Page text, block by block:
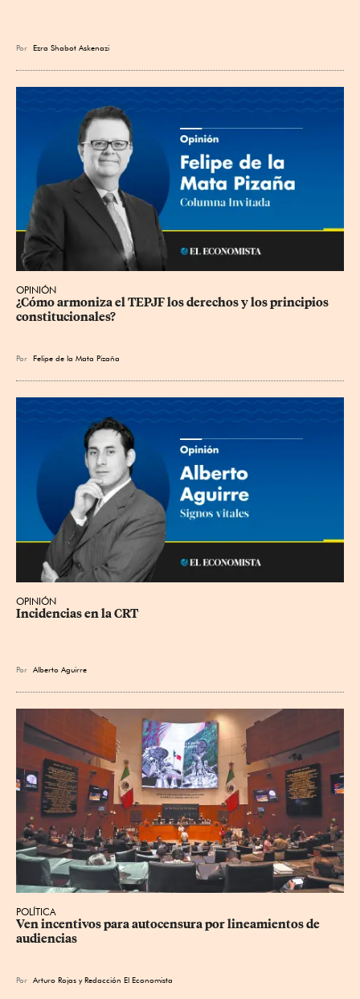
Por Ezra Shabot Askenazi
OPINIÓN
¿Cómo armoniza el TEPJF los derechos y los principios
constitucionales?
Por Felipe de la Mata Pizaña
OPINIÓN
Incidencias en la CRT
Por Alberto Aguirre
POLÍTICA
Ven incentivos para autocensura por lineamientos de
audiencias
Por Arturo Rojas yRedacción El Economista